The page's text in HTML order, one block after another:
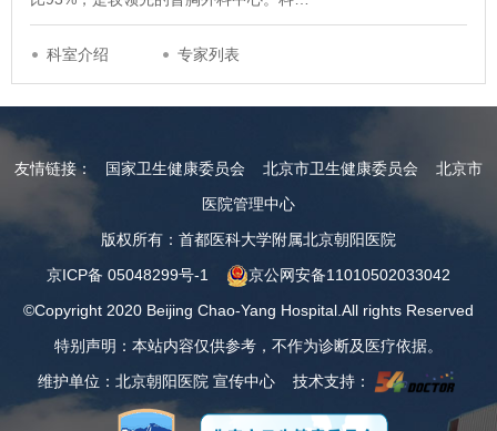
科室介绍 专家列表
友情链接： 国家卫生健康委员会 北京市卫生健康委员会
北京市
医院管理中心
版权所有：首都医科大学附属北京朝阳医院
京ICP备 05048299号-1
京公网安备11010502033042
©Copyright 2020 Beijing Chao-Yang Hospital.All rights Reserved
特别声明：本站内容仅供参考，不作为诊断及医疗依据。
维护单位：北京朝阳医院 宣传中心 技术支持：